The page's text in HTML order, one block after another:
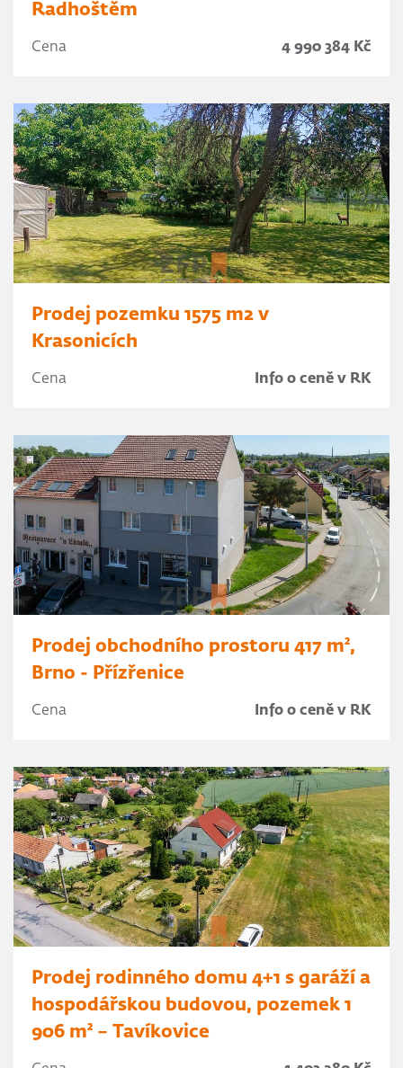
Radhoštěm
Cena 4 990 384 Kč
Prodej pozemku 1575 m2 v
Krasonicích
Cena Info o ceně v RK
Prodej obchodního prostoru 417 m²,
Brno - Přízřenice
Cena Info o ceně v RK
Prodej rodinného domu 4+1 s garáží a
hospodářskou budovou, pozemek 1
906 m² – Tavíkovice